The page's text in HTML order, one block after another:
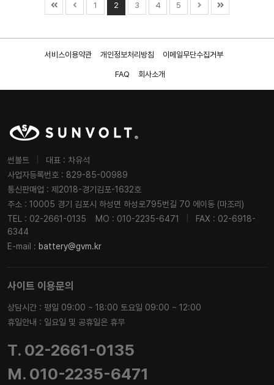
1 2 3 4 5
서비스이용약관 개인정보처리방침 이메일무단수집거부
FAQ 회사소개
썬볼트
대표 : 차유석
사업자등록번호 : 829-85-00989
통신판매업 : 제2018-경기김포-1632호
주소 : 10005 경기 김포시 하성면 하성로795번길 70 에이동 (마조리)
TEL : 02-2661-0135
MO : 010-2235-6471
FAX : 02-6918-
6344
E-mail : battery@gvm.kr
사이트 이용문의
상담시간 : 평일 09:00 ~ 18:00 토요일 09:00 ~ 12:00
휴일안내 : 일요일 및 공휴일은 휴무
T. 02-2661-0135
M. 010-2235-6471